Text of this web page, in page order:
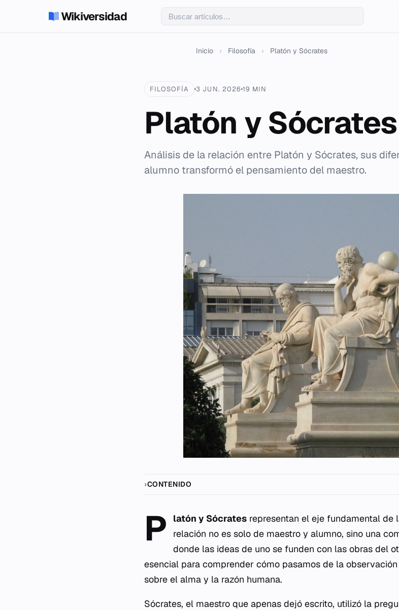
Wikiversidad
Inicio › Filosofía › Platón y Sócrates
FILOSOFÍA 3 JUN. 2026 19 MIN
Platón y Sócrates
Análisis de la relación entre Platón y Sócrates, sus
alumno transformó el pensamiento del maestro.
CONTENIDO
P latón y Sócrates representan el eje fundamental de
relación no es solo de maestro y alumno, sino una
donde las ideas de uno se funden con las obras del
esencial para comprender cómo pasamos de la
sobre el alma y la razón humana.
Sócrates, el maestro que apenas dejó escrito, utilizó la